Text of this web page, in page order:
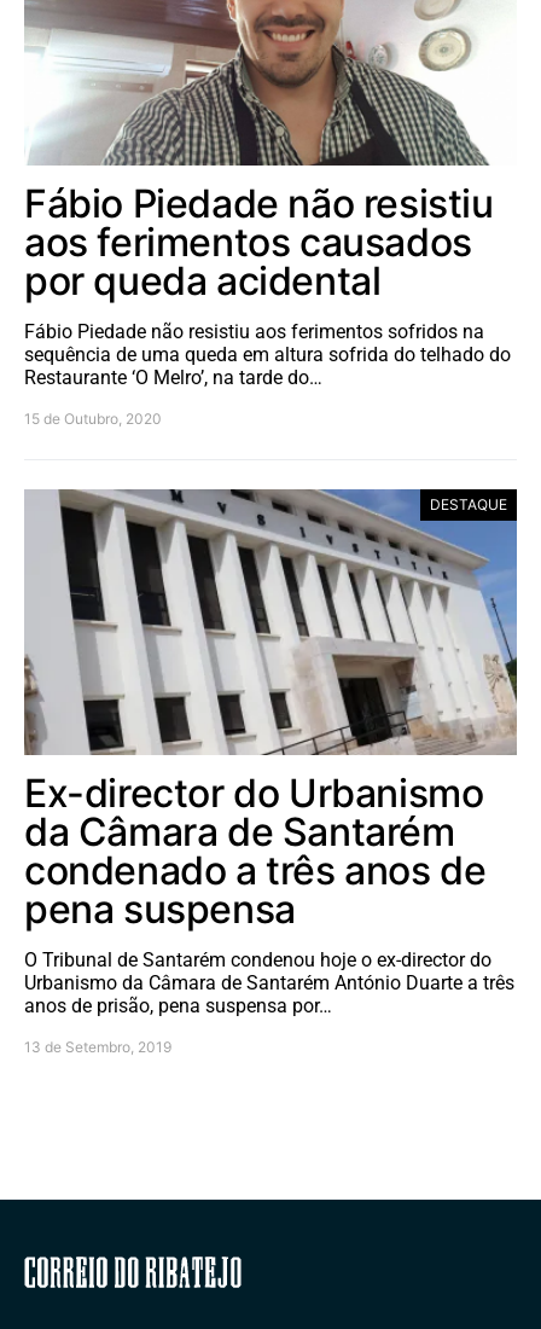
Fábio Piedade não resistiu
aos ferimentos causados
por queda acidental
Fábio Piedade não resistiu aos ferimentos sofridos na
sequência de uma queda em altura sofrida do telhado do
Restaurante ‘O Melro’, na tarde do…
15 de Outubro, 2020
DESTAQUE
Ex-director do Urbanismo
da Câmara de Santarém
condenado a três anos de
pena suspensa
O Tribunal de Santarém condenou hoje o ex-director do
Urbanismo da Câmara de Santarém António Duarte a três
anos de prisão, pena suspensa por…
13 de Setembro, 2019
Correio do Ribatejo